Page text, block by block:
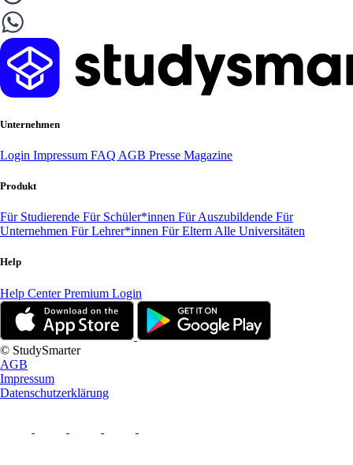
Unternehmen
Login Impressum FAQ AGB Presse Magazine
Produkt
Für Studierende Für Schüler*innen Für Auszubildende Für
Unternehmen Für Lehrer*innen Für Eltern Alle Universitäten
Help
Help CenterPremium Login
© StudySmarter
AGB
Impressum
Datenschutzerklärung